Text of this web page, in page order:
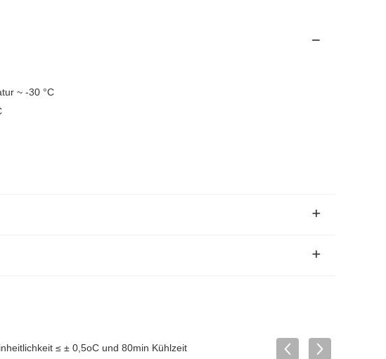
~ -30 °C
≤ ± 0,5oC und 80min Kühlzeit